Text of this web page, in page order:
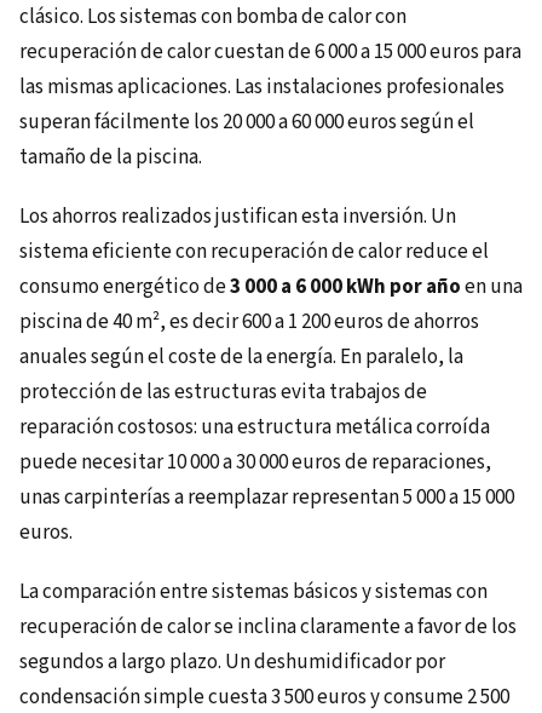
clásico. Los sistemas con bomba de calor con
recuperación de calor cuestan de 6 000 a 15 000 euros para
las mismas aplicaciones. Las instalaciones profesionales
superan fácilmente los 20 000 a 60 000 euros según el
tamaño de la piscina.
Los ahorros realizados justifican esta inversión. Un
sistema eficiente con recuperación de calor reduce el
consumo energético de3 000 a 6 000 kWh por añoen una
piscina de 40 m², es decir 600 a 1 200 euros de ahorros
anuales según el coste de la energía. En paralelo, la
protección de las estructuras evita trabajos de
reparación costosos: una estructura metálica corroída
puede necesitar 10 000 a 30 000 euros de reparaciones,
unas carpinterías a reemplazar representan 5 000 a 15 000
euros.
La comparación entre sistemas básicos y sistemas con
recuperación de calor se inclina claramente a favor de los
segundos a largo plazo. Un deshumidificador por
condensación simple cuesta 3 500 euros y consume 2 500